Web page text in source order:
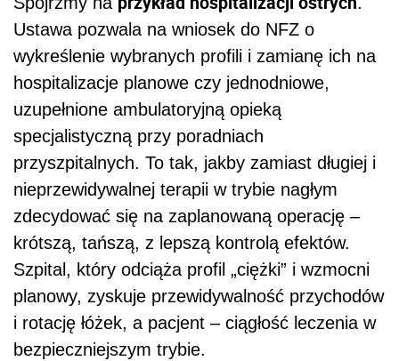
Ustawa pozwala na wniosek do NFZ o
wykreślenie wybranych profili i zamianę ich na
hospitalizacje planowe czy jednodniowe,
uzupełnione ambulatoryjną opieką
specjalistyczną przy poradniach
przyszpitalnych. To tak, jakby zamiast długiej i
nieprzewidywalnej terapii w trybie nagłym
zdecydować się na zaplanowaną operację –
krótszą, tańszą, z lepszą kontrolą efektów.
Szpital, który odciąża profil „ciężki” i wzmocni
planowy, zyskuje przewidywalność przychodów
i rotację łóżek, a pacjent – ciągłość leczenia w
bezpieczniejszym trybie.